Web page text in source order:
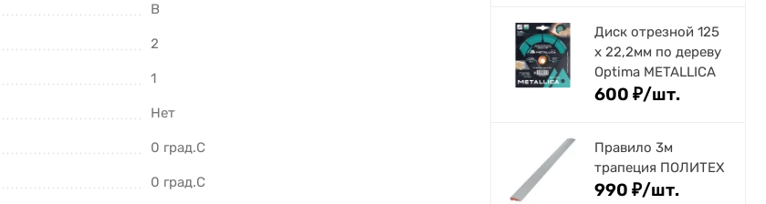
B
2
1
Нет
0 град.C
0 град.C
Диск отрезной 125
x 22,2мм по дереву
Optima METALLICA
600 ₽/шт.
Правило 3м
трапеция ПОЛИТЕХ
990 ₽/шт.